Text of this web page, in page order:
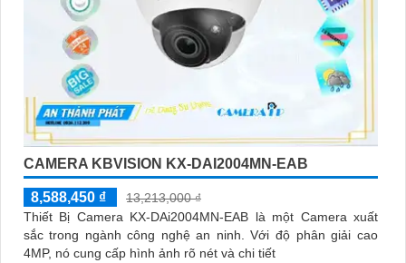
CAMERA KBVISION KX-DAI2004MN-EAB
8,588,450 ₫
13,213,000 ₫
Thiết Bị Camera KX-DAi2004MN-EAB là một Camera xuất
sắc trong ngành công nghệ an ninh. Với độ phân giải cao
4MP, nó cung cấp hình ảnh rõ nét và chi tiết